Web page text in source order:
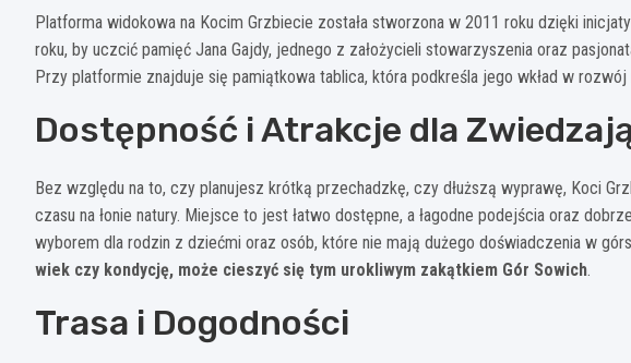
Platforma widokowa na Kocim Grzbiecie została stworzona w 2011 roku dzięki
roku, by uczcić pamięć Jana Gajdy, jednego z założycieli stowarzyszenia oraz
Przy platformie znajduje się pamiątkowa tablica, która podkreśla jego wkład w
Dostępność i Atrakcje dla
Bez względu na to, czy planujesz krótką przechadzkę, czy dłuższą wyprawę, Koci
czasu na łonie natury. Miejsce to jest łatwo dostępne, a łagodne podejścia oraz
wyborem dla rodzin z dziećmi oraz osób, które nie mają dużego doświadczenia w
wiek czy kondycję, może cieszyć się tym urokliwym zakątkiem Gór Sowich.
Trasa i Dogodności